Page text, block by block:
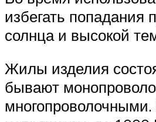
избегать попадания
солнца и высокой
Жилы изделия
бывают